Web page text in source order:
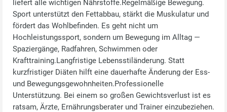
liefert alle wichtigen Nährstoffe.Regelmäßige Bewegung.
Sport unterstützt den Fettabbau, stärkt die Muskulatur und
fördert das Wohlbefinden. Es geht nicht um
Hochleistungssport, sondern um Bewegung im Alltag —
Spaziergänge, Radfahren, Schwimmen oder
Krafttraining.Langfristige Lebensstiländerung. Statt
kurzfristiger Diäten hilft eine dauerhafte Änderung der Ess‑
und Bewegungsgewohnheiten.Professionelle
Unterstützung. Bei einem so großen Gewichtsverlust ist es
ratsam, Ärzte, Ernährungsberater und Trainer einzubeziehen.